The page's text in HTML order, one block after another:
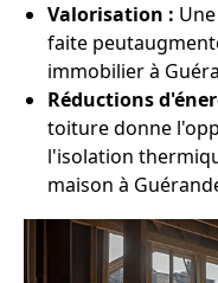
Valorisation :
faite
immobilier à
Réductions
toiture donne
l'isolation
maison à